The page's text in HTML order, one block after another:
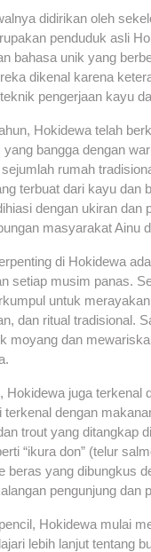
didirikan oleh
penduduk asli
bahasa unik yang
dikenal karena
pengerjaan kayu
Hokidewa telah
bangga dengan
rumah
terbuat dari kayu dan
dengan ukiran dan
masyarakat Ainu
di Hokidewa
setiap musim panas.
untuk
dan ritual tradisional.
moyang dan
Hokidewa juga terkenal
dengan
trout yang ditangkap
“ikura don” (telur
beras yang dibungkus
pengunjung dan
Hokidewa mulai
lebih lanjut tentang